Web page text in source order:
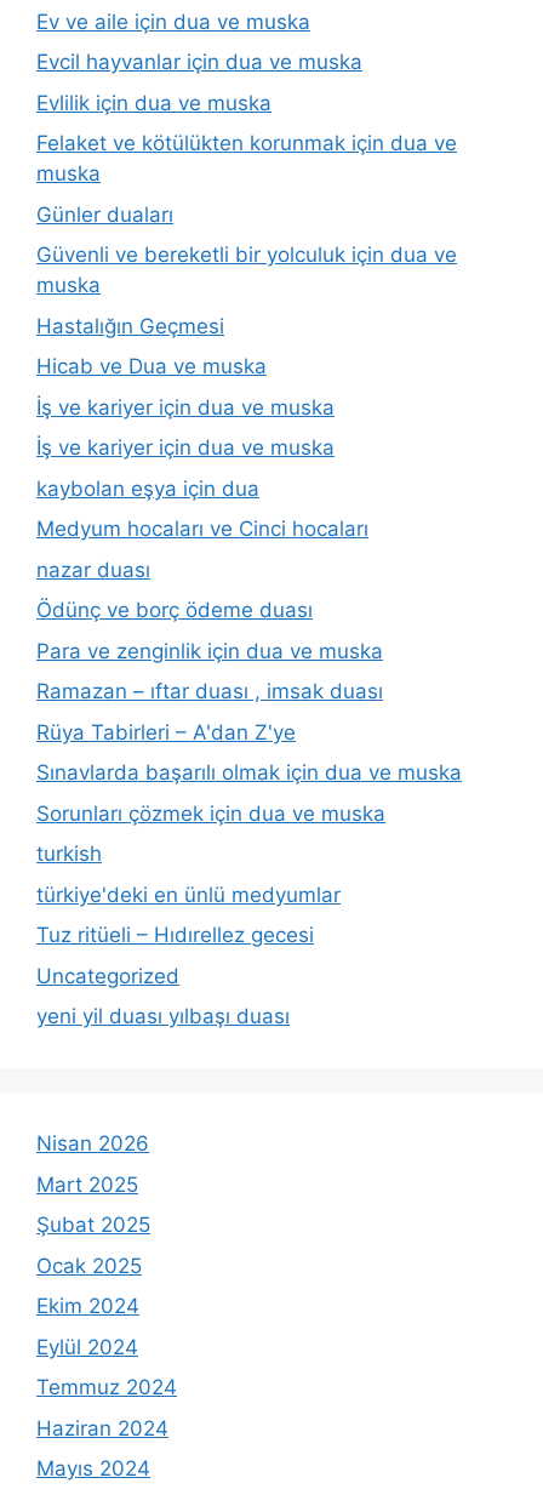
Ev ve aile için dua ve muska
Evcil hayvanlar için dua ve muska
Evlilik için dua ve muska
Felaket ve kötülükten korunmak için dua ve
muska
Günler duaları
Güvenli ve bereketli bir yolculuk için dua ve
muska
Hastalığın Geçmesi
Hicab ve Dua ve muska
İş ve kariyer için dua ve muska
İş ve kariyer için dua ve muska
kaybolan eşya için dua
Medyum hocaları ve Cinci hocaları
nazar duası
Ödünç ve borç ödeme duası
Para ve zenginlik için dua ve muska
Ramazan – ıftar duası , imsak duası
Rüya Tabirleri – A'dan Z'ye
Sınavlarda başarılı olmak için dua ve muska
Sorunları çözmek için dua ve muska
turkish
türkiye'deki en ünlü medyumlar
Tuz ritüeli – Hıdırellez gecesi
Uncategorized
yeni yil duası yılbaşı duası
Nisan 2026
Mart 2025
Şubat 2025
Ocak 2025
Ekim 2024
Eylül 2024
Temmuz 2024
Haziran 2024
Mayıs 2024